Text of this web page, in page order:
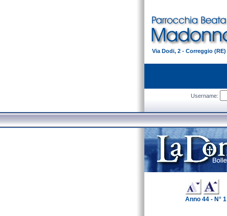
Via Dodi, 2 - Correggio (RE)
Username:
Anno 44 - N°